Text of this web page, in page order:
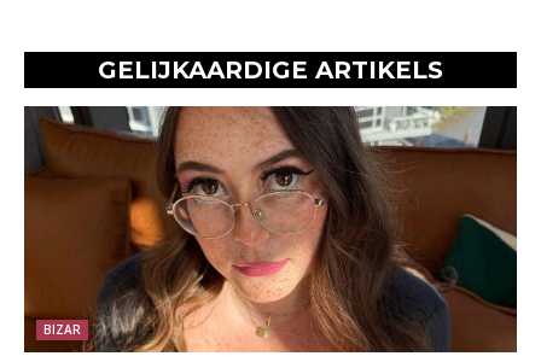
GELIJKAARDIGE ARTIKELS
BIZAR